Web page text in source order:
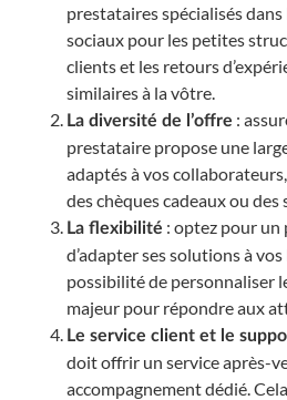
prestataires spécialisés
sociaux pour les petites
clients et les retours
similaires à la vôtre.
La diversité de l’offre :
prestataire propose une
adaptés à vos
des chèques cadeaux ou des
La flexibilité : optez pour un
d’adapter ses solutions à
possibilité de personnaliser
majeur pour répondre aux
Le service client et le
doit offrir un service après-
accompagnement dédié.